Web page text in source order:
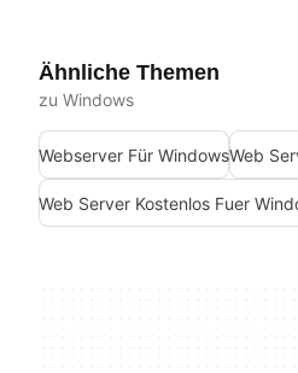
Ähnliche Themen
zu Windows
Webserver Für WindowsWeb
Web Server Kostenlos Fuer